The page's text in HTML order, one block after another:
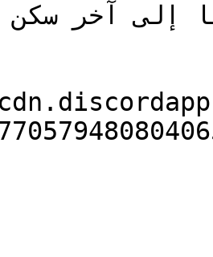
إلى آخر سكن